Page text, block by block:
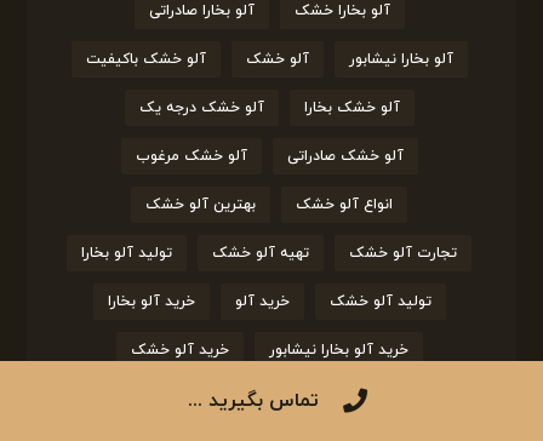
آلو بخارا خشک آلو بخارا صادراتی
آلو بخارا نیشابور آلو خشک آلو خشک باکیفیت
آلو خشک بخارا آلو خشک درجه یک
آلو خشک صادراتی آلو خشک مرغوب
انواع آلو خشک بهترین آلو خشک
تجارت آلو خشک تهیه آلو خشک تولید آلو بخارا
تولید آلو خشک خرید آلو خرید آلو بخارا
خرید آلو بخارا نیشابور خرید آلو خشک
خرید انواع آلو خشک خرید عمده آلوتماس بگیرید ...